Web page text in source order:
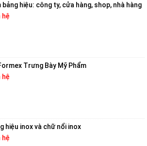
bảng hiệu: công ty, cửa hàng, shop, nhà hàng
hệ
Trưng Bày Mỹ Phẩm
hệ
hiệu inox và chữ nổi inox
hệ